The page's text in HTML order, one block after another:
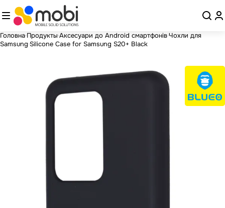
Головна Продукты Аксесуари до Android смартфонівЧохли для
Samsung Silicone Case for Samsung S20+ Black